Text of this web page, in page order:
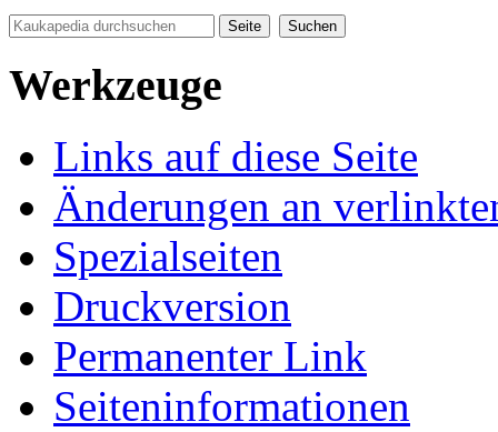
Werkzeuge
Links auf diese Seite
Änderungen an
Spezialseiten
Druckversion
Permanenter Link
Seiten­informationen